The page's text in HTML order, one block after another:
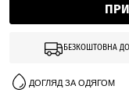
БЕЗКОШТОВНА
ДОГЛЯД ЗА ОДЯГОМ